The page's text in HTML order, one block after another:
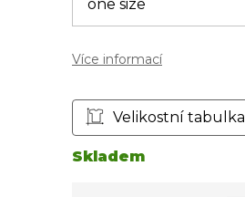
Více informací
Velikostní tabulka
Skladem